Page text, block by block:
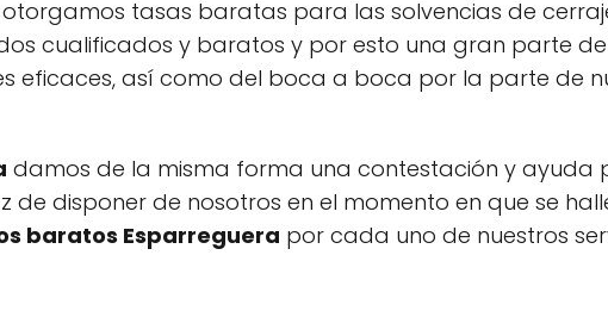
otorgamos tasas baratas para las solvencias de
cualificados y baratos y por esto una gran parte
eficaces, así como del boca a boca por la parte de
damos de la misma forma una contestación y ayuda
disponer de nosotros en el momento en que se
baratos Esparreguera por cada uno de nuestros